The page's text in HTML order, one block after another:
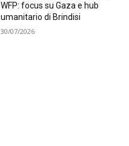
WFP: focus su Gaza e hub
umanitario di Brindisi
30/07/2026